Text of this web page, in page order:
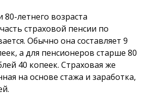
летнего возраста
страховой пенсии по
Обычно она составляет 9
а для пенсионеров старше 80
40 копеек. Страховая же
на основе стажа и заработка,